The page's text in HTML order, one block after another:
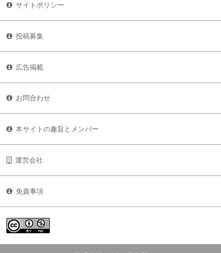
サイトポリシー
投稿募集
広告掲載
お問合わせ
本サイトの趣旨とメンバー
運営会社
免責事項